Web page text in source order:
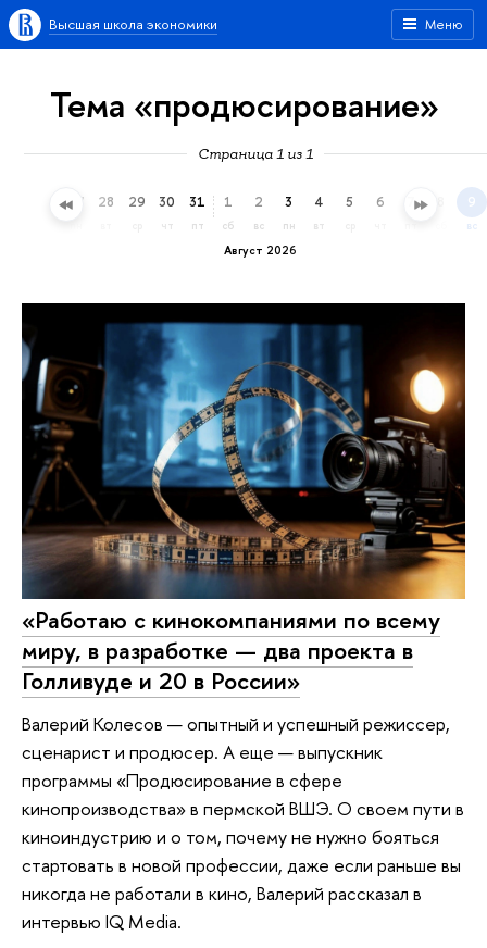
Меню
Высшая школа экономики
Тема «продюсирование»
Страница 1 из 1
27 28 29 30
чт
31
пт
Август 2026
1
сб
2
вс
3
пн
4
вт
5 6 7 9
вс
«Работаю с кинокомпаниями по всему
миру, в разработке — два проекта в
Голливуде и 20 в России»
Валерий Колесов — опытный и успешный режиссер,
сценарист и продюсер. А еще — выпускник
программы «Продюсирование в сфере
кинопроизводства» в пермской ВШЭ. О своем пути в
киноиндустрию и о том, почему не нужно бояться
стартовать в новой профессии, даже если раньше вы
никогда не работали в кино, Валерий рассказал в
интервью IQ Media.